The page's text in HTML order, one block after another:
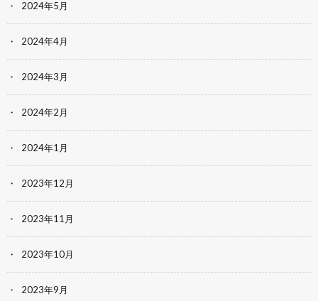
2024年5月
2024年4月
2024年3月
2024年2月
2024年1月
2023年12月
2023年11月
2023年10月
2023年9月